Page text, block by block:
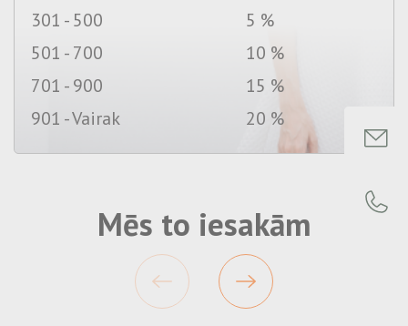
301 - 500
5 %
501 - 700
10 %
701 - 900
15 %
901 - Vairak
20 %
Mēs to iesakām